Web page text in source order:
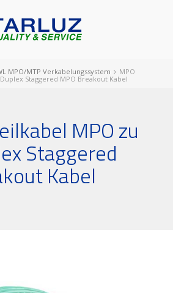
MPO/MTP Verkabelungssystem
MPO
Staggered MPO Breakout Kabel
MPO zu
Staggered
Kabel